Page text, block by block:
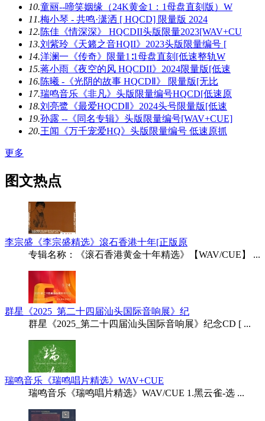
10.童丽--啼笑姻缘（24K黄金1：1母盘直刻版）W
11.梅小琴 - 共鸣·潇洒 [ HQCD] 限量版 2024
12.陈佳《情深深》 HQCDII头版限量2023[WAV+CU
13.刘紫玲《天籁之音HQII》2023头版限量编号 [
14.洋澜一《传奇》限量1∶1母盘直刻[低速整轨W
15.蒋小雨《夜空的风 HQCDII》2024限量版[低速
16.陈曦 -《光阴的故事 HQCDⅡ》 限量版[无比
17.瑞鸣音乐《非凡》头版限量编号HQCD[低速原
18.刘亮鹭《最爱HQCDⅡ》2024头号限量版[低速
19.孙露 --《同名专辑》头版限量编号[WAV+CUE]
20.王闻《万千宠爱HQ》头版限量编号 低速原抓
更多
图文热点
李宗盛《李宗盛精选》滾石香港十年[正版原
专辑名称：《滚石香港黄金十年精选》【WAV/CUE】 ...
群星《2025_第二十四届汕头国际音响展》纪
群星《2025_第二十四届汕头国际音响展》纪念CD [ ...
瑞鸣音乐《瑞鸣唱片精选》WAV+CUE
瑞鸣音乐《瑞鸣唱片精选》WAV/CUE 1.黑云雀-选 ...